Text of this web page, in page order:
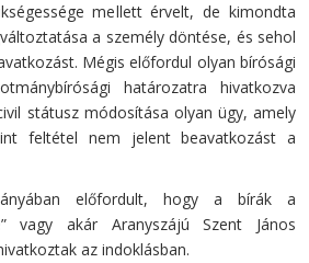
mellett érvelt, de kimondta
a személy döntése, és sehol
Mégis előfordul olyan bírósági
határozatra hivatkozva
státusz módosítása olyan ügy, amely
feltétel nem jelent beavatkozást a
előfordult, hogy a bírák a
vagy akár Aranyszájú Szent János
az indoklásban.